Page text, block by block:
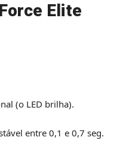
Elite
(o LED brilha).
entre 0,1 e 0,7 seg.